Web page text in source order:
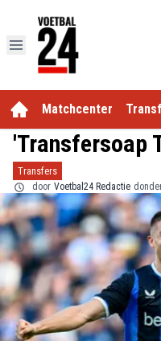
Matchcenter
'Transfersoap
Transfers
door Voetbal24 Redactie